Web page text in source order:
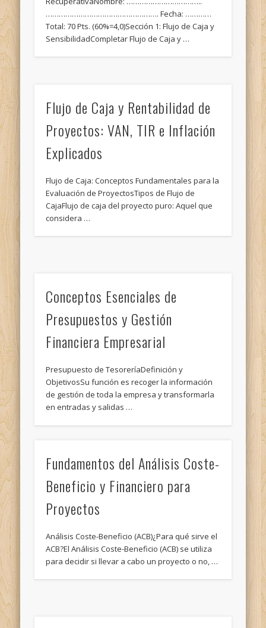
……………………………………………. Fecha: …………
Total: 70 Pts. (60%=4,0)Sección 1: Flujo de Caja y
SensibilidadCompletar Flujo de Caja y …
Flujo de Caja y Rentabilidad de
Proyectos: VAN, TIR e Inflación
Explicados
Flujo de Caja: Conceptos Fundamentales para la
Evaluación de ProyectosTipos de Flujo de
CajaFlujo de caja del proyecto puro: Aquel que
considera …
Conceptos Esenciales de
Presupuestos y Gestión
Financiera Empresarial
Presupuesto de TesoreríaDefinición y
ObjetivosSu función es recoger la información
de gestión de toda la empresa y transformarla
en entradas y salidas …
Fundamentos del Análisis Coste-
Beneficio y Financiero para
Proyectos
Análisis Coste-Beneficio (ACB)¿Para qué sirve el
ACB?El Análisis Coste-Beneficio (ACB) se utiliza
para decidir si llevar a cabo un proyecto o no, …